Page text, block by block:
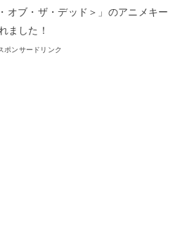
オブ・ザ・デッド＞」のアニメキー
ました！
ポンサードリンク